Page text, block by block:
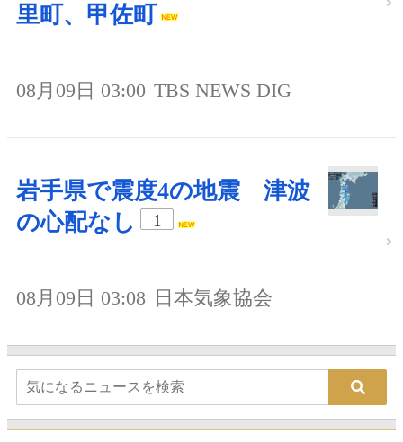
里町、甲佐町
08月09日 03:00 TBS NEWS DIG
岩手県で震度4の地震 津波
の心配なし
1
08月09日 03:08 日本気象協会